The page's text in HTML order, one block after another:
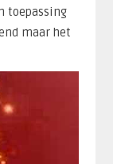
toepassing
maar het